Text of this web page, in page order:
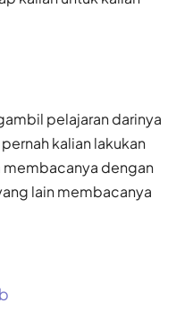
pelajaran darinya
kalian lakukan
membacanya dengan
lain membacanya